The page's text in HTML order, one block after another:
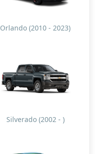
Orlando (2010 - 2023)
Silverado (2002 - )